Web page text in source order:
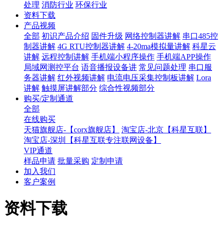
处理 消防行业 环保行业
资料下载
产品视频
全部 初识产品介绍 固件升级 网络控制器讲解 串口485控
制器讲解 4G RTU控制器讲解 4-20ma模拟量讲解 科星云
讲解 远程控制讲解 手机端小程序操作 手机端APP操作
局域网测控平台 语音播报设备讲 常见问题处理 串口服
务器讲解 红外视频讲解 电流电压采集控制板讲解 Lora
讲解 触摸屏讲解部分 综合性视频部分
购买/定制通道
全部
在线购买
天猫旗舰店-【corx旗舰店】
淘宝店-北京【科星互联】
淘宝店-深圳【科星互联专注联网设备】
VIP通道
样品申请 批量采购 定制申请
加入我们
客户案例
资料下载